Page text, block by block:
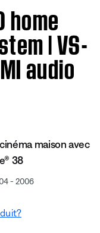
home
| VS-
audio
maison avec
38
- 2006